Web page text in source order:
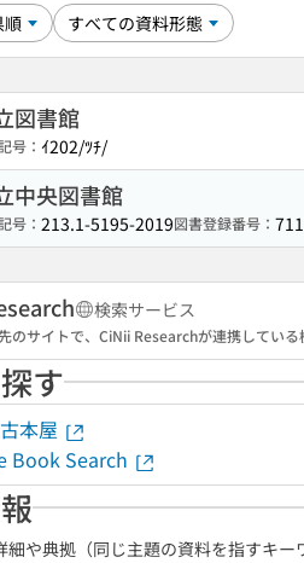
図書館
号： ｲ202/ﾂﾁ/
中央図書館
号： 213.1-5195-2019図書登録番号：
検索サービス
のサイトで、CiNii Researchが連携している
す
本屋
Book Search
細や典拠（同じ主題の資料を指すキー